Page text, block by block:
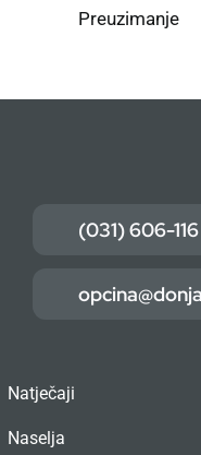
Preuzimanje
(031) 606-116
Natječaji
Naselja